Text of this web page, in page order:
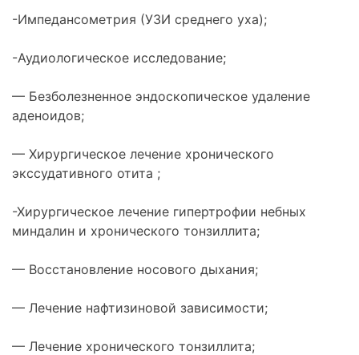
-Импедансометрия (УЗИ среднего уха);
-Аудиологическое исследование;
— Безболезненное эндоскопическое удаление
аденоидов;
— Хирургическое лечение хронического
экссудативного отита ;
-Хирургическое лечение гипертрофии небных
миндалин и хронического тонзиллита;
— Восстановление носового дыхания;
— Лечение нафтизиновой зависимости;
— Лечение хронического тонзиллита;